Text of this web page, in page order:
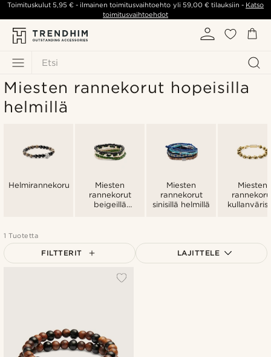
Etsi
Toimituskulut5,95 € - ilmainen toimitusvaihtoehto yli 59,00 €tilauksiin - Katso
toimitusvaihtoehdot
Miesten rannekorut hopeisilla
helmillä
Helmirannekorut
Miesten
rannekorut
beigeillä
Miesten
rannekorut
sinisillä helmillä
Miesten
1 Tuotetta
FILTTERIT LAJITTELE